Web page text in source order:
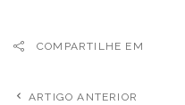
COMPARTILHE EM
ARTIGO ANTERIOR